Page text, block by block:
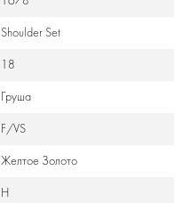
Shoulder Set
18
Груша
F/VS
Желтое Золото
Н